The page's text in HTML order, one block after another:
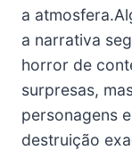
a
a narrativa
horror de
surpresas,
personagens
destruição